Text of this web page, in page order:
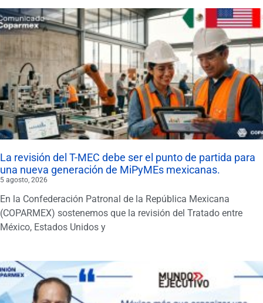
La revisión del T-MEC debe ser el punto de partida para
una nueva generación de MiPyMEs mexicanas.
5 agosto, 2026
En la Confederación Patronal de la República Mexicana
(COPARMEX) sostenemos que la revisión del Tratado entre
México, Estados Unidos y